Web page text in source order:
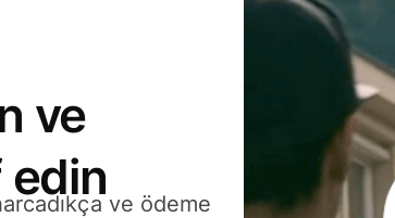
ve
edinve ödeme